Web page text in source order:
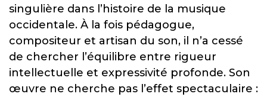
singulière dans l’histoire de la musique
occidentale. À la fois pédagogue,
compositeur et artisan du son, il n’a cessé
de chercher l’équilibre entre rigueur
intellectuelle et expressivité profonde. Son
œuvre ne cherche pas l’effet spectaculaire :